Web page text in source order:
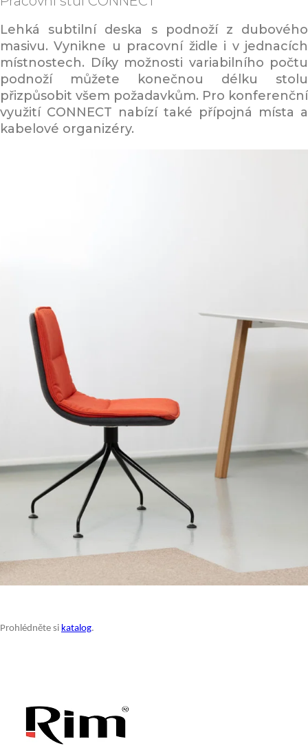
Lehká subtilní deska s podnoží z dubového
masivu. Vynikne u pracovní židle i v jednacích
místnostech. Díky možnosti variabilního počtu
podnoží můžete konečnou délku stolu
přizpůsobit všem požadavkům. Pro konferenční
využití CONNECT nabízí také přípojná místa a
kabelové organizéry.
Prohlédněte si katalog.